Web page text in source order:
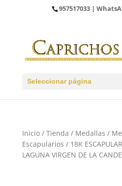
957517033 |
Seleccionar página
Inicio/ Tienda / Medallas /
Escapularios / 18K
LAGUNA VIRGEN DE LA